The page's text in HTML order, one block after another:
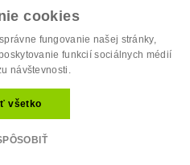
cookies
fungovanie našej stránky,
funkcií sociálnych médií
návštevnosti.
všetko